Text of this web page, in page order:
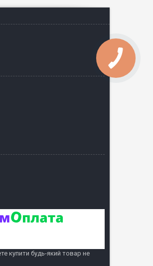
купити будь-який товар не